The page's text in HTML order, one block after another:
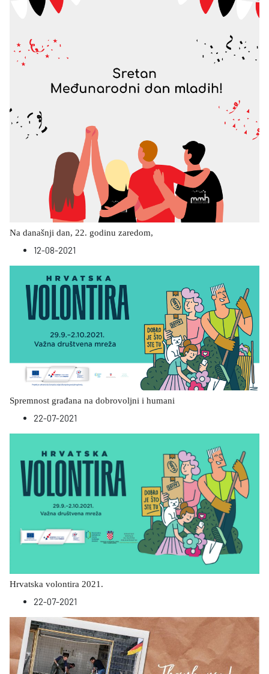
Na današnji dan, 22. godinu zaredom,
12-08-2021
Spremnost građana na dobrovoljni i humani
22-07-2021
Hrvatska volontira 2021.
22-07-2021